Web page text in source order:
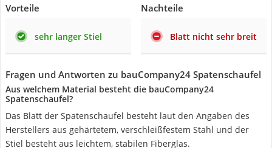
Vorteile
sehr langer Stiel
Nachteile
Blatt nicht sehr breit
Fragen und Antworten zu bauCompany24 Spatenschaufel
Aus welchem Material besteht die bauCompany24
Spatenschaufel?
Das Blatt der Spatenschaufel besteht laut den Angaben des
Herstellers aus gehärtetem, verschleißfestem Stahl und der
Stiel besteht aus leichtem, stabilen Fiberglas.